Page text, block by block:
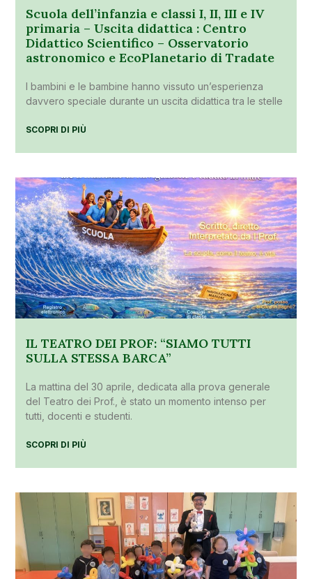
Scuola dell’infanzia e classi I, II, III e IV
primaria – Uscita didattica : Centro
Didattico Scientifico – Osservatorio
astronomico e EcoPlanetario di Tradate
I bambini e le bambine hanno vissuto un’esperienza
davvero speciale durante un uscita didattica tra le stelle
SCOPRI DI PIÙ
IL TEATRO DEI PROF: “SIAMO TUTTI
SULLA STESSA BARCA”
La mattina del 30 aprile, dedicata alla prova generale
del Teatro dei Prof., è stato un momento intenso per
tutti, docenti e studenti.
SCOPRI DI PIÙ